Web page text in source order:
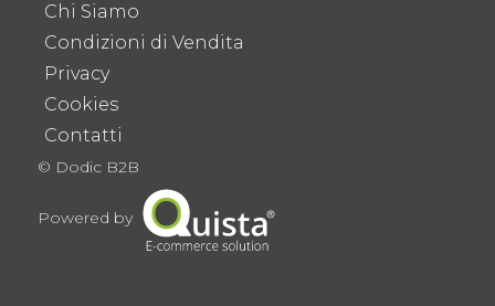
Chi Siamo
Condizioni di Vendita
Privacy
Cookies
Contatti
© Dodic B2B
Powered by